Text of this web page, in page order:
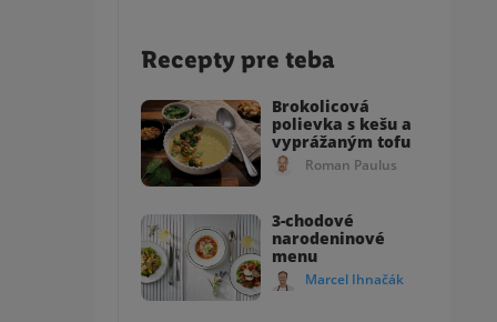
Recepty pre teba
Brokolicová
polievka s kešu a
vyprážaným tofu
Roman Paulus
3-chodové
narodeninové
menu
Marcel Ihnačák